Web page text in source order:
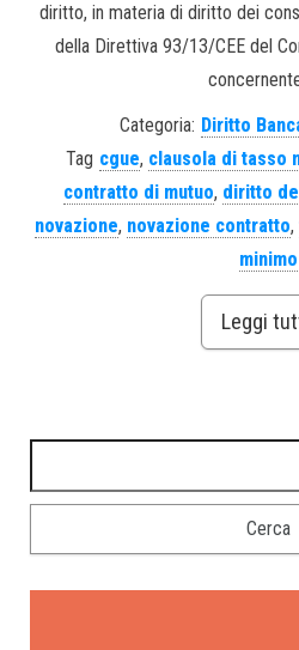
diritto, in materia di diritto dei
della Direttiva 93/13/CEE del
Categoria: Diritto
Tag cgue, clausola di tasso
contratto di mutuo, diritto
novazione, novazione contratto,
minimo
Leggi